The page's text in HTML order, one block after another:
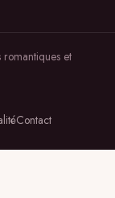
et
Contact